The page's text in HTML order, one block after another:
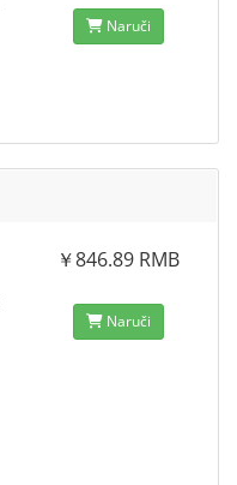
Naruči
￥846.89 RMB
Naruči